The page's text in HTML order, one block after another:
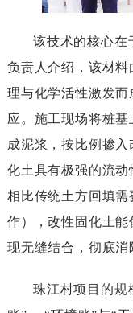
该技术的核心在
负责人介绍，该材
理与化学活性激发而
应。施工现场将桩
成泥浆，按比例掺
化土具有极强的流动
相比传统土方回填
作），改性固化土
现无缝结合，彻底消
珠江村项目的规